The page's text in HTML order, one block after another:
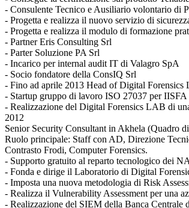
- Consulente Tecnico e Ausiliario volontario di
- Progetta e realizza il nuovo servizio di
- Progetta e realizza il modulo di formazione
- Partner Eris Consulting Srl
- Parter Soluzione PA Srl
- Incarico per internal audit IT di Valagro SpA
- Socio fondatore della ConsIQ Srl
- Fino ad aprile 2013 Head of Digital
- Startup gruppo di lavoro ISO 27037 per IISFA
- Realizzazione del Digital Forensics LAB di
2012
Senior Security Consultant in Akhela (Quadro
Ruolo principale: Staff con AD, Direzione
Contrasto Frodi, Computer Forensics.
- Supporto gratuito al reparto tecnologico dei
- Fonda e dirige il Laboratorio di Digital
- Imposta una nuova metodologia di Risk
- Realizza il Vulnerability Assessment per una
- Realizzazione del SIEM della Banca Centrale